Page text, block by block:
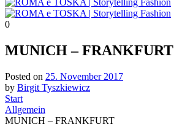
0
MUNICH – FRANKFURT
Posted on 25. November 2017
by Birgit Tyszkiewicz
Start
Allgemein
MUNICH – FRANKFURT